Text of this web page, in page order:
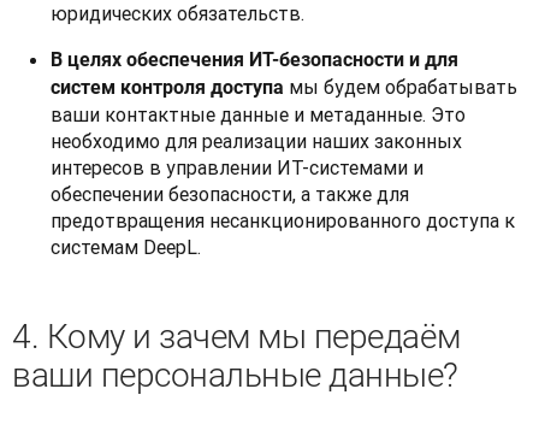
юридических обязательств.
В целях обеспечения ИТ-безопасности и для
систем контроля доступа мы будем обрабатывать
ваши контактные данные и метаданные. Это
необходимо для реализации наших законных
интересов в управлении ИТ-системами и
обеспечении безопасности, а также для
предотвращения несанкционированного доступа к
системам DeepL.
4. Кому и зачем мы передаём
ваши персональные данные?